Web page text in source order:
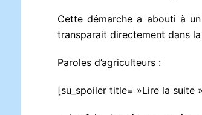
Cette démarche a abouti à un
transparait directement dans la
Paroles d’agriculteurs :
[su_spoiler title= »Lire la suite